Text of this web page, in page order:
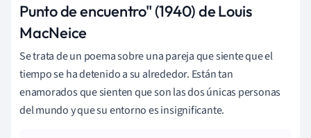
Punto de encuentro" (1940) de Louis
MacNeice
Se trata de un poema sobre una pareja que siente que el
tiempo se ha detenido a su alrededor. Están tan
enamorados que sienten que son las dos únicas personas
del mundo y que su entorno es insignificante.